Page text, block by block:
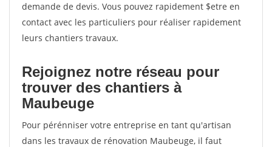
demande de devis. Vous pouvez rapidement $etre en
contact avec les particuliers pour réaliser rapidement
leurs chantiers travaux.
Rejoignez notre réseau pour
trouver des chantiers à
Maubeuge
Pour pérénniser votre entreprise en tant qu'artisan
dans les travaux de rénovation Maubeuge, il faut